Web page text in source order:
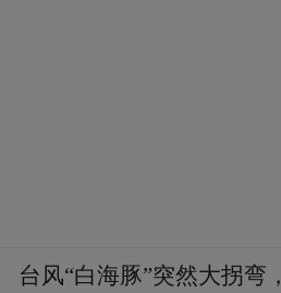
台风“白海豚”突然大拐弯，